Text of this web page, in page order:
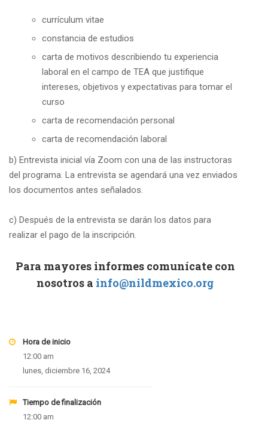
currículum vitae
constancia de estudios
carta de motivos describiendo tu experiencia
laboral en el campo de TEA que justifique
intereses, objetivos y expectativas para tomar el
curso
carta de recomendación personal
carta de recomendación laboral
b) Entrevista inicial vía Zoom con una de las instructoras
del programa. La entrevista se agendará una vez enviados
los documentos antes señalados.
c) Después de la entrevista se darán los datos para
realizar el pago de la inscripción.
Para mayores informes comunícate con
nosotros a info@nildmexico.org
Hora de inicio
12:00 am
lunes, diciembre 16, 2024
Tiempo de finalización
12:00 am